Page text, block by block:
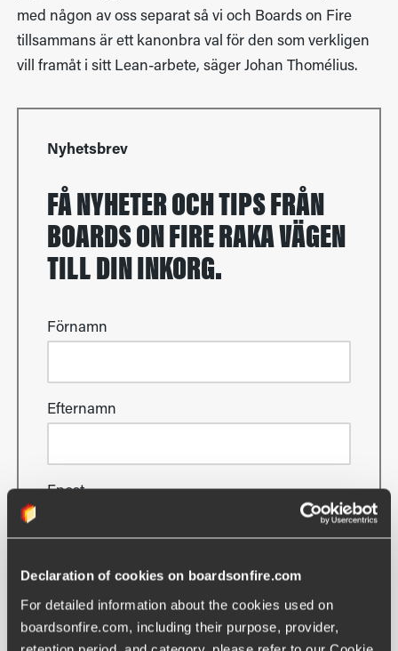
Declaration of cookies on boardsonfire.com
For detailed information about the cookies used on
boardsonfire.com, including their purpose, provider,
med någon av oss separat så vi och Boards on Fire
tillsammans är ett kanonbra val för den som verkligen
vill framåt i sitt Lean-arbete, säger Johan Thomélius.
Nyhetsbrev
FÅ NYHETER OCH TIPS FRÅN
BOARDS ON FIRE RAKA VÄGEN
TILL DIN INKORG.
Förnamn
Efternamn
Epost
Ja tack, håll mig uppdaterad!
Vi skickar ungefär ett mejl i månaden och lovar att